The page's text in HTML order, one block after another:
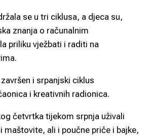
se u tri ciklusa, a djeca su,
znanja o računalnim
priliku vježbati i raditi na
i srpanjski ciklus
i kreativnih radionica.
četvrtka tijekom srpnja uživali
maštovite, ali i poučne priče i bajke,